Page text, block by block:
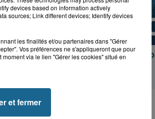
de l'Audomarois
devices based on information actively
sources; Link different devices; Identify devices
les finalités et/ou partenaires dans "Gérer
Vos préférences ne s'appliqueront que pour
via le lien "Gérer les cookies" situé en
et fermer